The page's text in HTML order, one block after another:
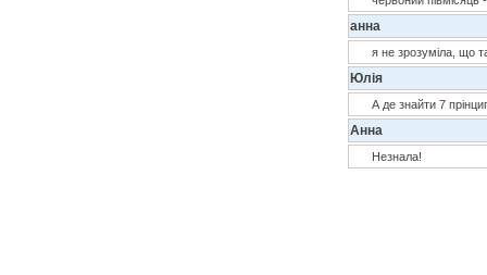
анна
я не зрозуміла, що
Юлія
А де знайти 7
Анна
Незнала!